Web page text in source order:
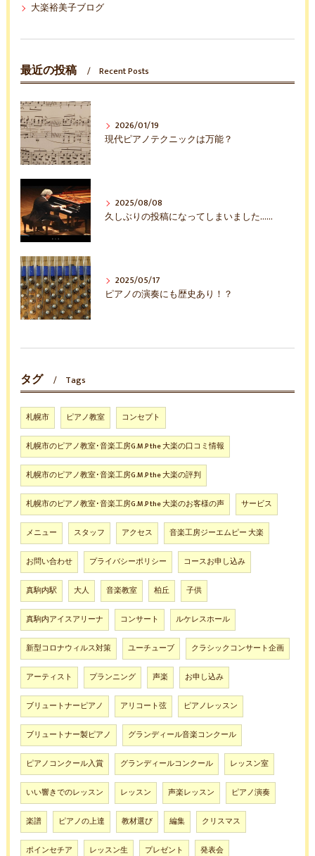
大楽裕美子ブログ
最近の投稿 Recent Posts
2026/01/19
現代ピアノテクニックは万能？
2025/08/08
久しぶりの投稿になってしまいました……
2025/05/17
ピアノの演奏にも歴史あり！？
タグ Tags
札幌市 ピアノ教室 コンセプト
札幌市のピアノ教室･音楽工房G.M.P the 大楽の口コミ情報
札幌市のピアノ教室･音楽工房G.M.P the 大楽の評判
札幌市のピアノ教室･音楽工房G.M.P the 大楽のお客様の声 サービス
メニュー スタッフ アクセス 音楽工房ジーエムピー 大楽
お問い合わせ プライバシーポリシー コースお申し込み
真駒内駅 大人 音楽教室 柏丘 子供
真駒内アイスアリーナ コンサート ルケレスホール
新型コロナウィルス対策 ユーチューブ クラシックコンサート企画
アーティスト プランニング 声楽 お申し込み
ブリュートナーピアノ アリコート弦 ピアノレッスン
ブリュートナー製ピアノ グランディール音楽コンクール
ピアノコンクール入賞 グランディールコンクール レッスン室
いい響きでのレッスン レッスン 声楽レッスン ピアノ演奏
楽譜 ピアノの上達 教材選び 編集 クリスマス
ポインセチア レッスン生 プレゼント 発表会